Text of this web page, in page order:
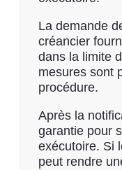
La demande
créancier
dans la limite
mesures sont
procédure.
Après la
garantie pour
exécutoire. Si
peut rendre